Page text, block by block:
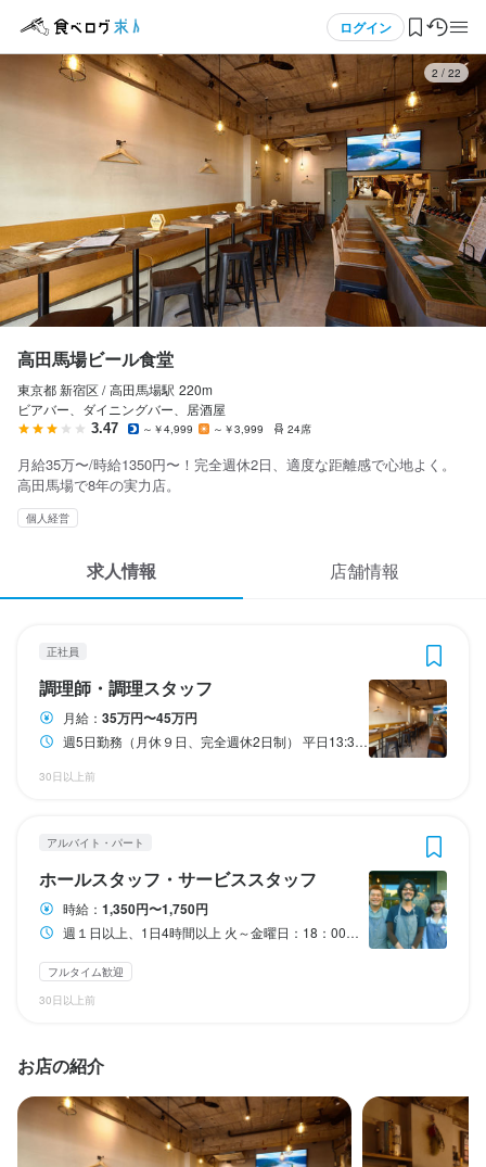
ログイン
ログイン・無料会員登録
求人検索
マイページ管理
気になる求人
検索履歴・保存した条件
応募履歴
スカウト・メルマガ受信設定
ヘルプ・お問い合わせフォーム
掲載をご検討の店舗様へ
食べログ求人PRESS
プライバシーポリシー
企業情報
3 / 22
高田馬場ビール食堂
東京都 新宿区 / 高田馬場駅 220m
ビアバー、ダイニングバー、居酒屋
3.47 ～￥4,999 ～￥3,999 24席
月給35万〜/時給1350円〜！完全週休2日、適度な距離感で心地よく。
高田馬場で8年の実力店。
個人経営
求人情報 店舗情報
正社員
調理師・調理スタッフ
月給： 35万円〜45万円
週5日勤務（月休９日、完全週休2日制） 平日13:30～25:00 土日祝10:30～25:00 上記時間の中でシフトを組みます。
30日以上前
アルバイト・パート
ホールスタッフ・サービススタッフ
時給： 1,350円〜1,750円
週１日以上、1日4時間以上 火～金曜日：18：00～25：00 土日曜：12：00〜25：00 ※勤務時間は応相談 ※終電後も働ける方優遇 ※年末年始、土日祝出れる方優遇 フルタイム勤務も大歓迎！！
フルタイム歓迎
30日以上前
お店の紹介
高田馬場ビール食堂
調理師・調理スタッフ
月給350,000円〜450,000円
昇給あり 住宅手当あり 交通費支給 給与手渡しOK
験考慮します）
給与補足
年末年始手当あり、家賃手当2万円、引越し補助（敷金礼金全額支
給）
収入例
勤務時間
週5日勤務（月休９日、完全週休2日制）
応募画面へ進む
アルバイト・パート 高田馬場ビール食堂
ホールスタッフ・サービススタッフ
時給1,350円〜1,750円
昇給あり 交通費支給 給与手渡しOK
給与補足
※22時以降給与25%アップ
・年末年始（12/31〜1/3）出勤出来る方は"期間中500円時給UP"
支払方法：月1回
勤務時間
週１日以上、1日4時間以上
応募画面へ進む